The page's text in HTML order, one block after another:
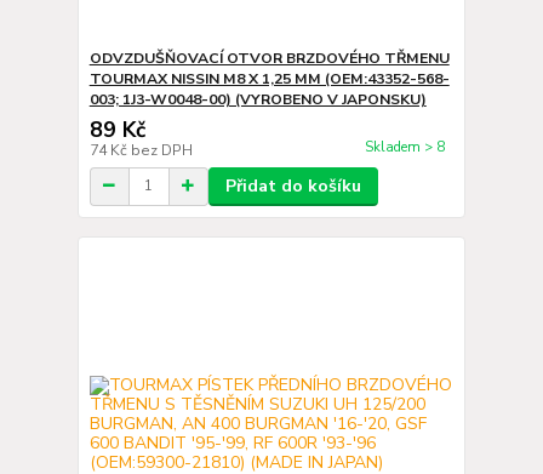
ODVZDUŠŇOVACÍ OTVOR BRZDOVÉHO TŘMENU
TOURMAX NISSIN M8 X 1,25 MM (OEM:43352-568-
003; 1J3-W0048-00) (VYROBENO V JAPONSKU)
89 Kč
74 Kč bez DPH Skladem > 8
Přidat do košíku